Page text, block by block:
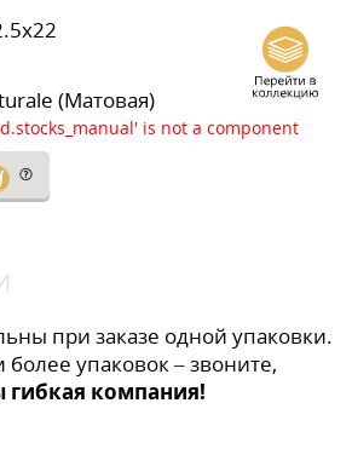
(Матовая)
is not a component
при заказе одной упаковки.
более упаковок – звоните,
компания!